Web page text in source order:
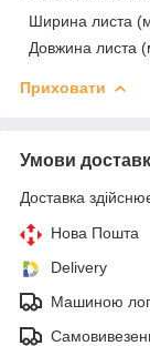
Ширина листа
Довжина листа
Приховати
Умови
Доставка
Нова Пошта
Delivery
Машиною